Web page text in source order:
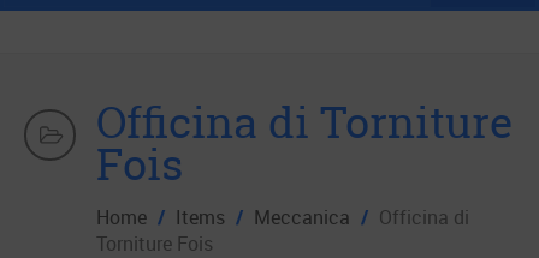
Officina di Torniture
Fois
Home / Items / Meccanica / Officina di
Torniture Fois